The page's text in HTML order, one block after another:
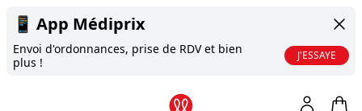
📱 App Médiprix
Envoi d'ordonnances, prise de RDV et bien
plus !
J'ESSAYE